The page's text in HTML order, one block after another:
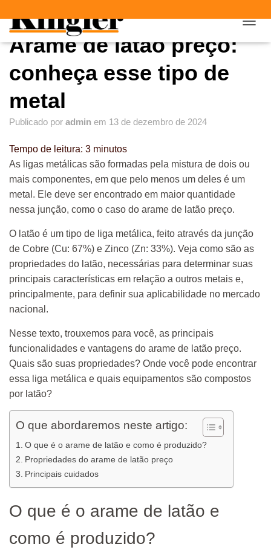
L
G
Arame de latão preço:
conheça esse tipo de
metal
Publicado por admin em 13 de dezembro de 2024
Tempo de leitura: 3 minutos
As ligas metálicas são formadas pela mistura de dois ou
mais componentes, em que pelo menos um deles é um
metal. Ele deve ser encontrado em maior quantidade
nessa junção, como o caso do arame de latão preço.
O latão é um tipo de liga metálica, feito através da junção
de Cobre (Cu: 67%) e Zinco (Zn: 33%). Veja como são as
propriedades do latão, necessárias para determinar suas
principais características em relação a outros metais e,
principalmente, para definir sua aplicabilidade no mercado
nacional.
Nesse texto, trouxemos para você, as principais
funcionalidades e vantagens do arame de latão preço.
Quais são suas propriedades? Onde você pode encontrar
essa liga metálica e quais equipamentos são compostos
por latão?
O que abordaremos neste artigo:
O que é o arame de latão e como é produzido?
Propriedades do arame de latão preço
Principais cuidados
O que é o arame de latão e
como é produzido?